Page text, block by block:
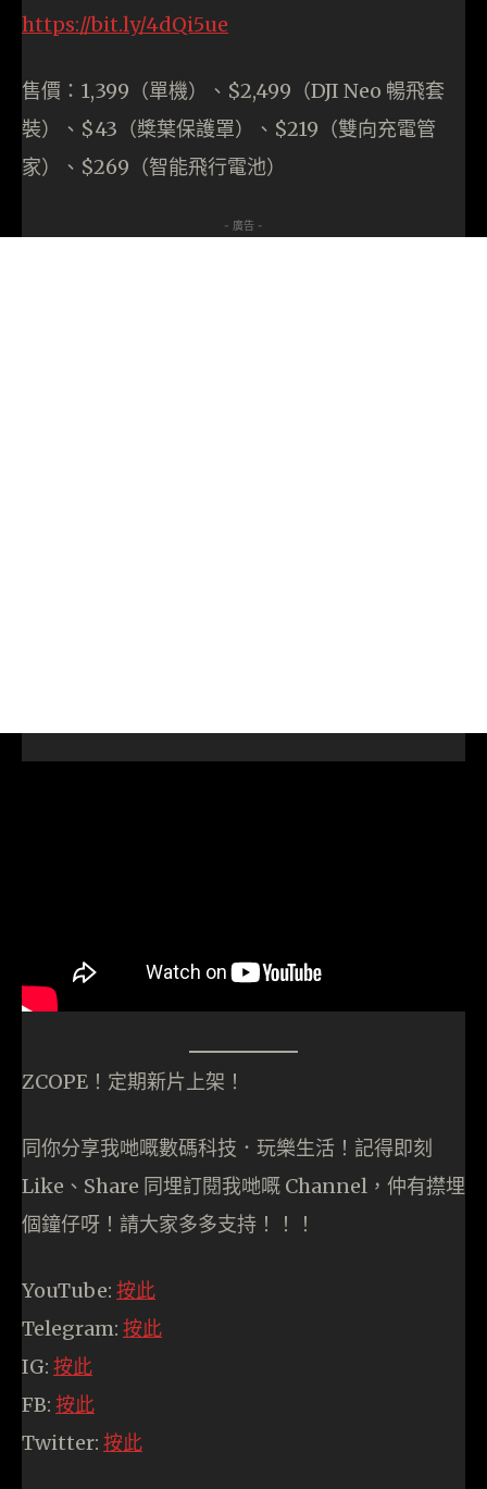
https://bit.ly/4dQi5ue
售價：1,399（單機）、$2,499（DJI Neo 暢飛套
裝）、$43（槳葉保護罩）、$219（雙向充電管
家）、$269（智能飛行電池）
- 廣告 -
ZCOPE！定期新片上架！
同你分享我哋嘅數碼科技．玩樂生活！記得即刻
Like、Share 同埋訂閱我哋嘅 Channel，仲有㩒埋
個鐘仔呀！請大家多多支持！！！
YouTube: 按此
Telegram: 按此
IG: 按此
FB: 按此
Twitter: 按此